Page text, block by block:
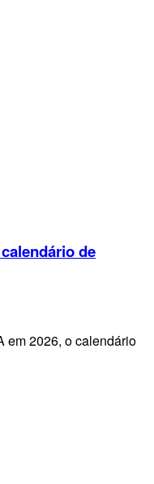
de
em 2026, o calendário